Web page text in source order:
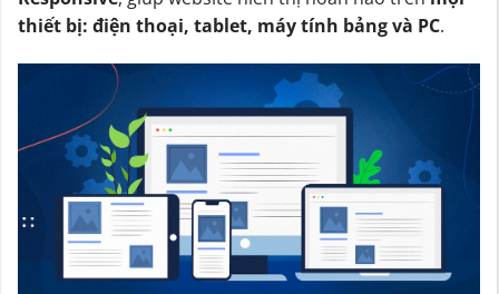
thiết bị: điện thoại, tablet, máy tính bảng và PC.